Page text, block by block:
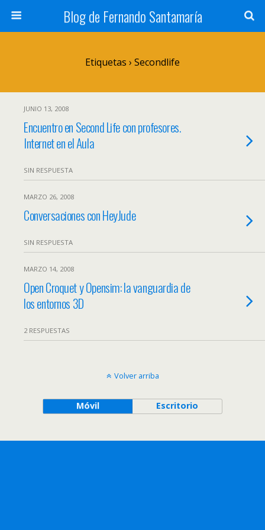
Blog de Fernando Santamaría
Etiquetas › Secondlife
JUNIO 13, 2008
Encuentro en Second Life con profesores.
Internet en el Aula
SIN RESPUESTA
MARZO 26, 2008
Conversaciones con HeyJude
SIN RESPUESTA
MARZO 14, 2008
Open Croquet y Opensim: la vanguardia de
los entornos 3D
2 RESPUESTAS
Volver arriba
Móvil Escritorio